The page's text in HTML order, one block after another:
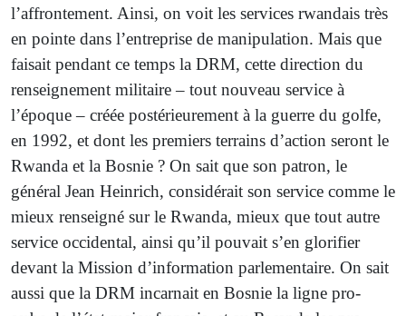
l’affrontement. Ainsi, on voit les services rwandais très
en pointe dans l’entreprise de manipulation. Mais que
faisait pendant ce temps la DRM, cette direction du
renseignement militaire – tout nouveau service à
l’époque – créée postérieurement à la guerre du golfe,
en 1992, et dont les premiers terrains d’action seront le
Rwanda et la Bosnie ? On sait que son patron, le
général Jean Heinrich, considérait son service comme le
mieux renseigné sur le Rwanda, mieux que tout autre
service occidental, ainsi qu’il pouvait s’en glorifier
devant la Mission d’information parlementaire. On sait
aussi que la DRM incarnait en Bosnie la ligne pro-